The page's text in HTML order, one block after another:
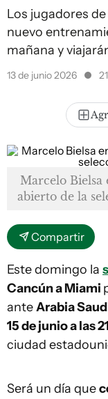
Los jugadores
nuevo
mañana y
13 de junio 2026
Marcelo
abierto de la
Compartir
Este domingo la
Cancún a Miami
anteArabia
15 de junio a las
ciudad
Será un día que